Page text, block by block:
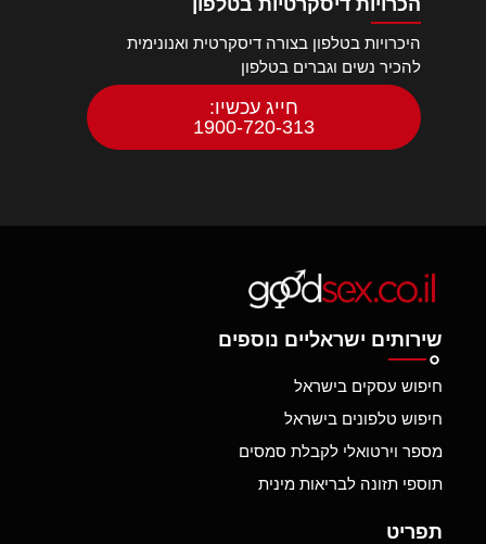
הכרויות דיסקרטיות בטלפון
היכרויות בטלפון בצורה דיסקרטית ואנונימית
להכיר נשים וגברים בטלפון
חייג עכשיו:
1900-720-313
שירותים ישראליים נוספים
חיפוש עסקים בישראל
חיפוש טלפונים בישראל
מספר וירטואלי לקבלת סמסים
תוספי תזונה לבריאות מינית
תפריט